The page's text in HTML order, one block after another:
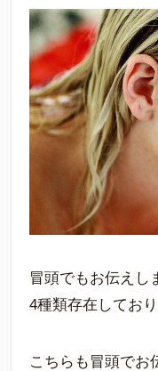
冒頭でもお伝えし
4種類存在しており
こちらも冒頭でお